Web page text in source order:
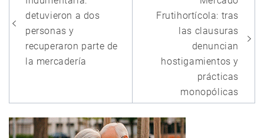
entradas
detuvieron a dos
personas y
recuperaron parte de
la mercadería
Frutihortícola: tras
las clausuras
denuncian
hostigamientos y
prácticas
monopólicas